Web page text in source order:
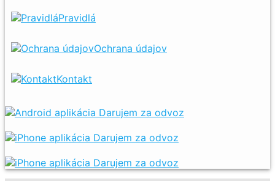
Pravidlá
Ochrana údajov
Kontakt